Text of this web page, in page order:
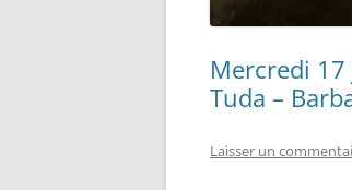
Mercredi
Tuda –
Laisser un